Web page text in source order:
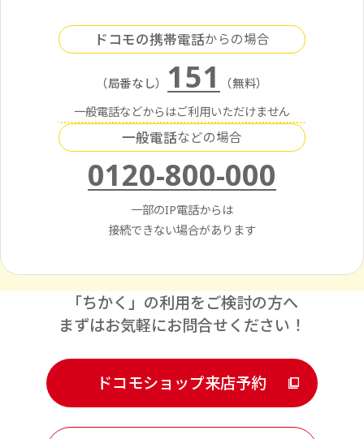
ドコモの携帯電話からの場合
（局番なし） 151
（無料）
一般電話などからはご利用いただけません
一般電話などの場合
0120-800-000
一部のIP電話からは
接続できない場合があります
「ちかく」の利用をご検討の方へ
まずはお気軽にお問合せください！
ドコモショップ来店予約